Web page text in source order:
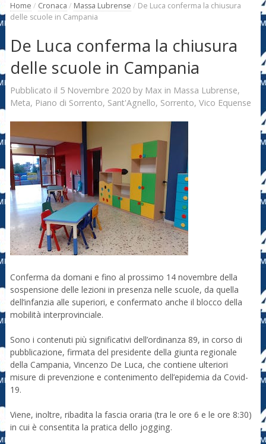
Home / Cronaca / Massa Lubrense / De Luca conferma la chiusura
delle scuole in Campania
De Luca conferma la chiusura
delle scuole in Campania
Pubblicato il 5 Novembre 2020by Max in Massa Lubrense,
Meta, Piano di Sorrento, Sant'Agnello, Sorrento, Vico Equense
Conferma da domani e fino al prossimo 14 novembre della
sospensione delle lezioni in presenza nelle scuole, da quella
dell’infanzia alle superiori, e confermato anche il blocco della
mobilità interprovinciale.
Sono i contenuti più significativi dell’ordinanza 89, in corso di
pubblicazione, firmata del presidente della giunta regionale
della Campania, Vincenzo De Luca, che contiene ulteriori
misure di prevenzione e contenimento dell’epidemia da Covid-
19.
Viene, inoltre, ribadita la fascia oraria (tra le ore 6 e le ore 8:30)
in cui è consentita la pratica dello jogging.